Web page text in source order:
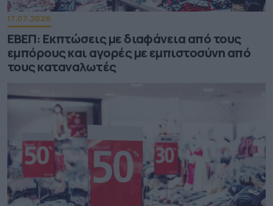
17.07.2026
ΕΒΕΠ: Εκπτώσεις με διαφάνεια από τους
εμπόρους και αγορές με εμπιστοσύνη από
τους καταναλωτές